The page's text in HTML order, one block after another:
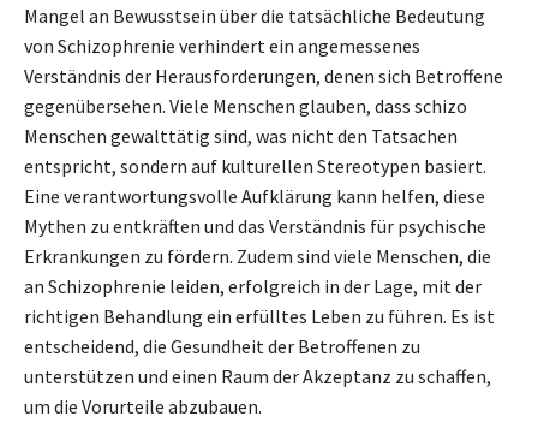
Mangel an Bewusstsein über die tatsächliche Bedeutung
von Schizophrenie verhindert ein angemessenes
Verständnis der Herausforderungen, denen sich Betroffene
gegenübersehen. Viele Menschen glauben, dass schizo
Menschen gewalttätig sind, was nicht den Tatsachen
entspricht, sondern auf kulturellen Stereotypen basiert.
Eine verantwortungsvolle Aufklärung kann helfen, diese
Mythen zu entkräften und das Verständnis für psychische
Erkrankungen zu fördern. Zudem sind viele Menschen, die
an Schizophrenie leiden, erfolgreich in der Lage, mit der
richtigen Behandlung ein erfülltes Leben zu führen. Es ist
entscheidend, die Gesundheit der Betroffenen zu
unterstützen und einen Raum der Akzeptanz zu schaffen,
um die Vorurteile abzubauen.